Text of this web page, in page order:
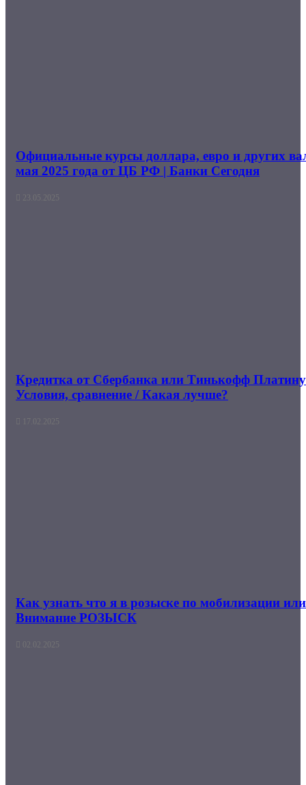
Официальные курсы доллара, евро и других
мая 2025 года от ЦБ РФ | Банки Сегодня
23.05.2025
Кредитка от Сбербанка или Тинькофф
Условия, сравнение / Какая лучше?
17.02.2025
Как узнать что я в розыске по мобилизации
Внимание РОЗЫСК
02.02.2025